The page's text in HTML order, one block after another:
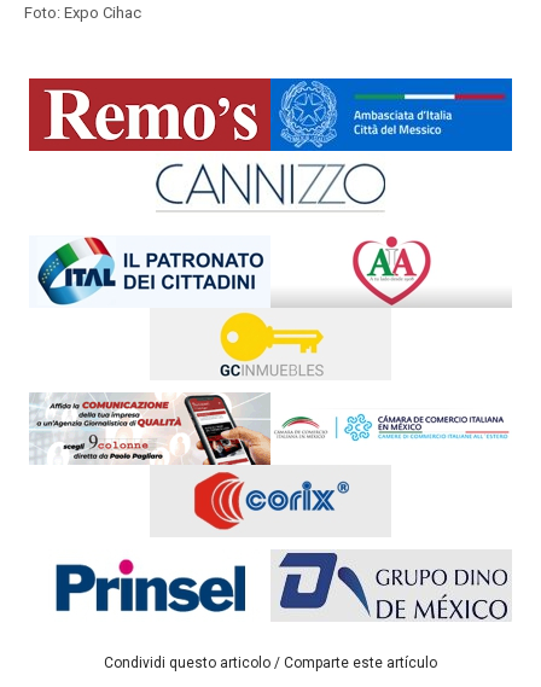
Foto: Expo Cihac
Condividi questo articolo / Comparte este artículo